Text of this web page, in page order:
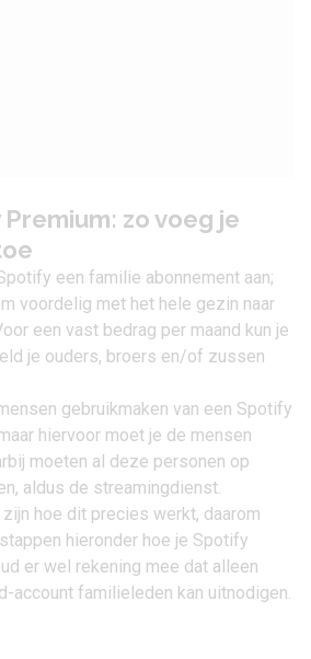
zo voeg je
een familie abonnement aan;
voordelig met het hele gezin naar
een vast bedrag per maand kun je
je ouders, broers en/of zussen
gebruikmaken van een Spotify
hiervoor moet je de mensen
moeten al deze personen op
aldus de streamingdienst.
hoe dit precies werkt, daarom
hieronder hoe je Spotify
er wel rekening mee dat alleen
account familieleden kan uitnodigen.